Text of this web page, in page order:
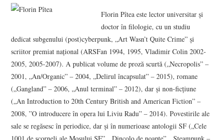
FOILETON
ROMAN
POVESTIRI SCURTE
VIZIUNI ȘI SPECTRE
CONTRAPAGINI
Florin Pîtea este lector universitar și
doctor în filologie, cu un studiu
dedicat subgenului (post)cyberpunk, „Art Wasn’t Quite Crime” și
scriitor premiat național (ARSFan 1994, 1995, Vladimir Colin 2002-
2005, 2005-2007). A publicat volume de proză scurtă („Necropolis” –
2001, „An/Organic” – 2004, „Delirul încapsulat” – 2015), romane
(„Gangland” – 2006, „Anul terminal” – 2012), dar și non-ficțiune
(„An Introduction to 20th Century British and American Fiction” –
2008, ”O introducere în opera lui Liviu Radu” – 2014). Povestirile ale
sale se regăsesc în periodice, dar și în numerioase antologii SF („Cele